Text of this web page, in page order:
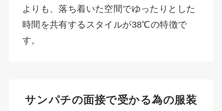
よりも、落ち着いた空間でゆったりとした
時間を共有するスタイルが38℃の特徴で
す。
サンパチの面接で受かる為の服装